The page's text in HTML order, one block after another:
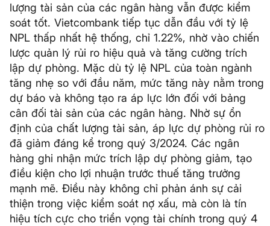
lượng tài sản của các ngân hàng vẫn được kiểm
soát tốt. Vietcombank tiếp tục dẫn đầu với tỷ lệ
NPL thấp nhất hệ thống, chỉ 1.22%, nhờ vào chiến
lược quản lý rủi ro hiệu quả và tăng cường trích
lập dự phòng. Mặc dù tỷ lệ NPL của toàn ngành
tăng nhẹ so với đầu năm, mức tăng này nằm trong
dự báo và không tạo ra áp lực lớn đối với bảng
cân đối tài sản của các ngân hàng. Nhờ sự ổn
định của chất lượng tài sản, áp lực dự phòng rủi ro
đã giảm đáng kể trong quý 3/2024. Các ngân
hàng ghi nhận mức trích lập dự phòng giảm, tạo
điều kiện cho lợi nhuận trước thuế tăng trưởng
mạnh mẽ. Điều này không chỉ phản ánh sự cải
thiện trong việc kiểm soát nợ xấu, mà còn là tín
hiệu tích cực cho triển vọng tài chính trong quý 4